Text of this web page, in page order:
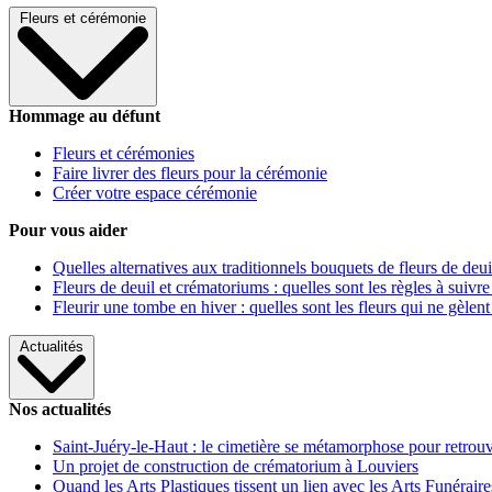
Fleurs et cérémonie
Hommage au défunt
Fleurs et cérémonies
Faire livrer des fleurs pour la cérémonie
Créer votre espace cérémonie
Pour vous aider
Quelles alternatives aux traditionnels bouquets de fleurs de
Fleurs de deuil et crématoriums : quelles sont les règles à
Fleurir une tombe en hiver : quelles sont les fleurs qui ne gèlent
Actualités
Nos actualités
Saint-Juéry-le-Haut : le cimetière se métamorphose pour
Un projet de construction de crématorium à Louviers
Quand les Arts Plastiques tissent un lien avec les Arts